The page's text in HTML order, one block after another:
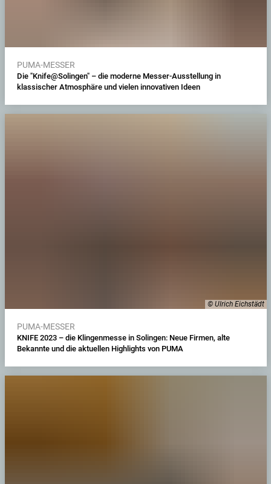
PUMA-MESSER
Die "Knife@Solingen" – die moderne Messer-Ausstellung in
klassischer Atmosphäre und vielen innovativen Ideen
© Ulrich Eichstädt
PUMA-MESSER
KNIFE 2023 – die Klingenmesse in Solingen: Neue Firmen, alte
Bekannte und die aktuellen Highlights von PUMA